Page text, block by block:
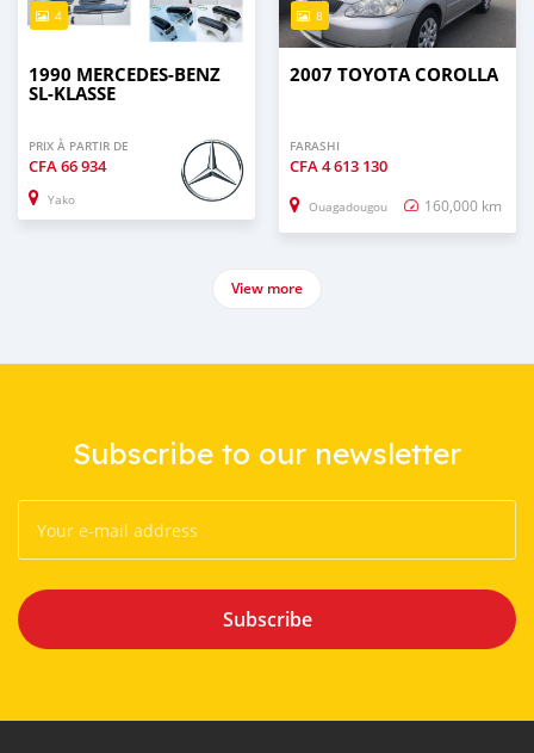
4
1990 MERCEDES-BENZ
SL-KLASSE
PRIX À PARTIR DE
CFA66 934
Yako
8
2007 TOYOTA COROLLA
FARASHI
CFA4 613 130
Ouagadougou 160,000 km
View more
Subscribe to our newsletter
Subscribe